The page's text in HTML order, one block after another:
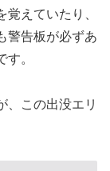
えていたり、
警告板が必ずあ
。
、この出没エリ